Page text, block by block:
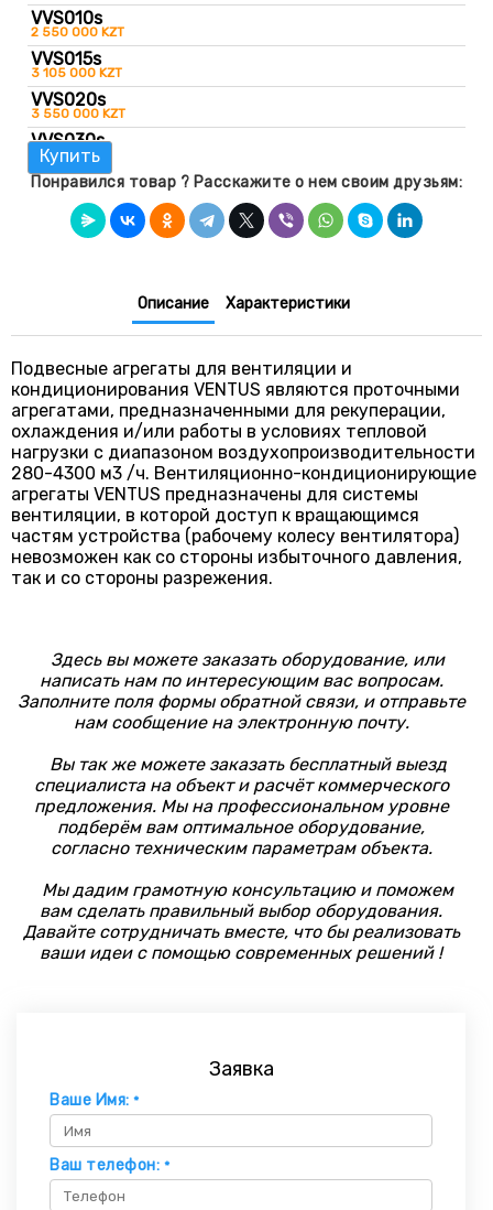
VVS010s
2 550 000 KZT
VVS015s
3 105 000 KZT
VVS020s
3 550 000 KZT
VVS030s
3 905 000 KZT
Купить
Понравился товар ? Расскажите о нем своим друзьям:
Описание Характеристики
Подвесные агрегаты для вентиляции и
кондиционирования VENTUS являются проточными
агрегатами, предназначенными для рекуперации,
охлаждения и/или работы в условиях тепловой
нагрузки с диапазоном воздухопроизводительности
280-4300 м3 /ч. Вентиляционно-кондиционирующие
агрегаты VENTUS предназначены для системы
вентиляции, в которой доступ к вращающимся
частям устройства (рабочему колесу вентилятора)
невозможен как со стороны избыточного давления,
так и со стороны разрежения.
Здесь вы можете заказать оборудование, или
написать нам по интересующим вас вопросам.
Заполните поля формы обратной связи, и отправьте
нам сообщение на электронную почту.
Вы так же можете заказать бесплатный выезд
специалиста на объект и расчёт коммерческого
предложения. Мы на профессиональном уровне
подберём вам оптимальное оборудование,
согласно техническим параметрам объекта.
Мы дадим грамотную консультацию и поможем
вам сделать правильный выбор оборудования.
Давайте сотрудничать вместе, что бы реализовать
ваши идеи с помощью современных решений !
Заявка
Ваше Имя: *
Ваш телефон: *